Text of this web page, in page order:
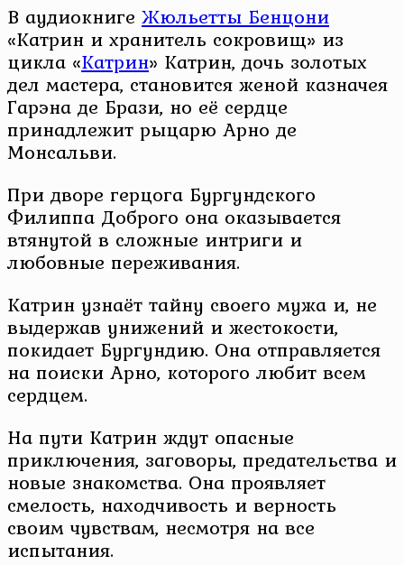
В аудиокниге Жюльетты Бенцони
«Катрин и хранитель сокровищ» из
цикла «Катрин» Катрин, дочь золотых
дел мастера, становится женой казначея
Гарэна де Брази, но её сердце
принадлежит рыцарю Арно де
Монсальви.
При дворе герцога Бургундского
Филиппа Доброго она оказывается
втянутой в сложные интриги и
любовные переживания.
Катрин узнаёт тайну своего мужа и, не
выдержав унижений и жестокости,
покидает Бургундию. Она отправляется
на поиски Арно, которого любит всем
сердцем.
На пути Катрин ждут опасные
приключения, заговоры, предательства и
новые знакомства. Она проявляет
смелость, находчивость и верность
своим чувствам, несмотря на все
испытания.